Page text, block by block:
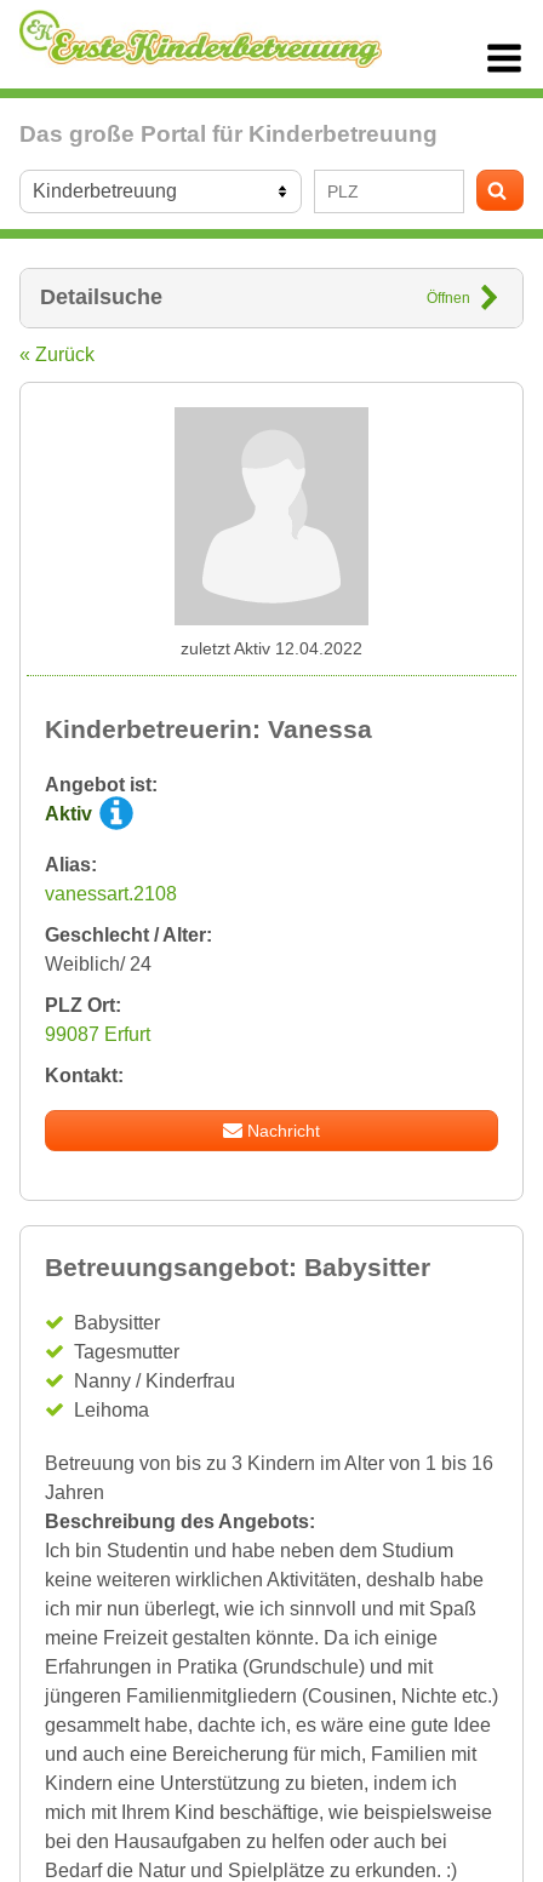
Das große Portal für Kinderbetreuung
Detailsuche Öffnen
« Zurück
Kinderbetreuerin: Vanessa
Angebot ist:
Aktiv
Alias:
vanessart.2108
Geschlecht / Alter:
Weiblich/ 24
PLZ Ort:
99087 Erfurt
Kontakt:
Nachricht
zuletzt Aktiv 12.04.2022
Betreuungsangebot: Babysitter
Babysitter
Tagesmutter
Nanny / Kinderfrau
Leihoma
Betreuung von bis zu 3 Kindern im Alter von 1 bis 16
Jahren
Beschreibung des Angebots:
Ich bin Studentin und habe neben dem Studium
keine weiteren wirklichen Aktivitäten, deshalb habe
ich mir nun überlegt, wie ich sinnvoll und mit Spaß
meine Freizeit gestalten könnte. Da ich einige
Erfahrungen in Pratika (Grundschule) und mit
jüngeren Familienmitgliedern (Cousinen, Nichte etc.)
gesammelt habe, dachte ich, es wäre eine gute Idee
und auch eine Bereicherung für mich, Familien mit
Kindern eine Unterstützung zu bieten, indem ich
mich mit Ihrem Kind beschäftige, wie beispielsweise
bei den Hausaufgaben zu helfen oder auch bei
Bedarf die Natur und Spielplätze zu erkunden. :)